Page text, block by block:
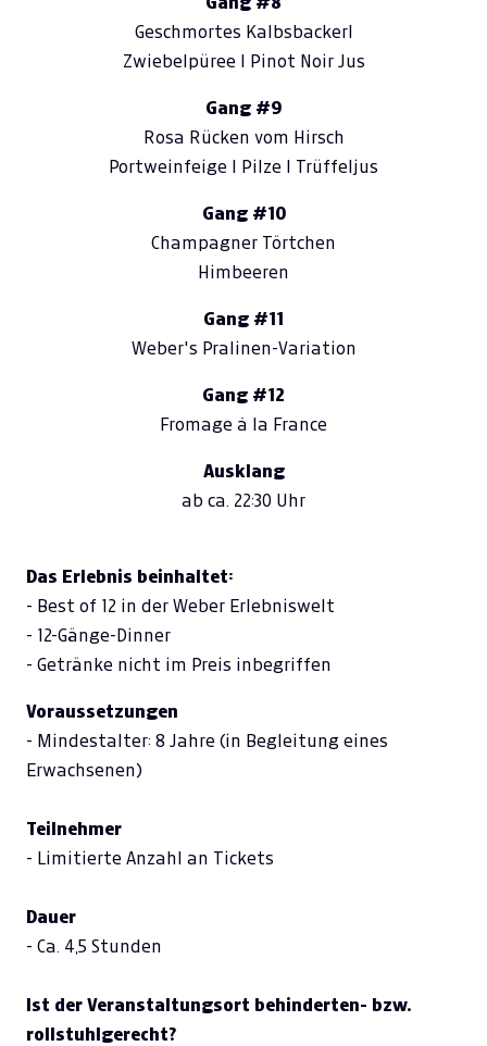
Geschmortes Kalbsbackerl
Zwiebelpüree I Pinot Noir Jus
Gang #9
Rosa Rücken vom Hirsch
Portweinfeige I Pilze I Trüffeljus
Gang #10
Champagner Törtchen
Himbeeren
Gang #11
Weber's Pralinen-Variation
Gang #12
Fromage á la France
Ausklang
ab ca. 22:30 Uhr
Das Erlebnis beinhaltet:
- Best of 12 in der Weber Erlebniswelt
- 12-Gänge-Dinner
- Getränke nicht im Preis inbegriffen
Voraussetzungen
- Mindestalter: 8 Jahre (in Begleitung eines
Erwachsenen)
Teilnehmer
- Limitierte Anzahl an Tickets
Dauer
- Ca. 4,5 Stunden
Ist der Veranstaltungsort behinderten- bzw.
rollstuhlgerecht?